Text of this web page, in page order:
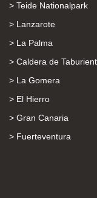
> Teide Nationalpark
> Lanzarote
> La Palma
> Caldera de
> La Gomera
> El Hierro
> Gran Canaria
> Fuerteventura